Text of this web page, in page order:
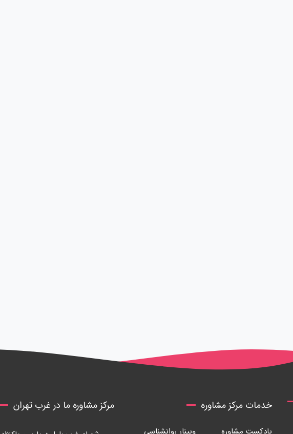
خدمات مرکز مشاوره
پادکست مشاوره وبینار روانشناسی
مرکز مشاوره ما در غرب تهران